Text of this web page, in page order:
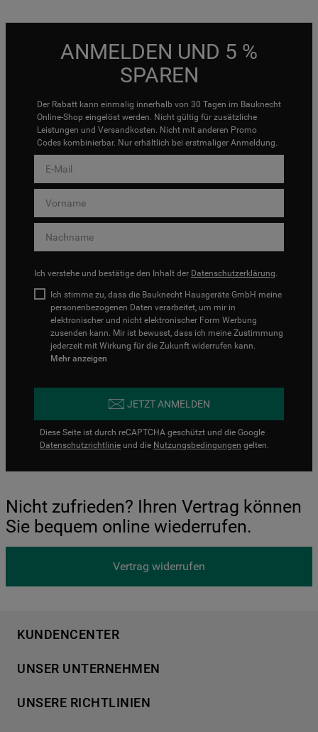
ANMELDEN UND 5 %
SPAREN
Der Rabatt kann einmalig innerhalb von 30 Tagen im Bauknecht
Online-Shop eingelöst werden. Nicht gültig für zusätzliche
Leistungen und Versandkosten. Nicht mit anderen Promo
Codes kombinierbar. Nur erhältlich bei erstmaliger Anmeldung.
Ich verstehe und bestätige den Inhalt der Datenschutzerklärung.
Ich stimme zu, dass die Bauknecht Hausgeräte GmbH meine
personenbezogenen Daten verarbeitet, um mir in
elektronischer und nicht elektronischer Form Werbung
zusenden kann. Mir ist bewusst, dass ich meine Zustimmung
jederzeit mit Wirkung für die Zukunft widerrufen kann.
Mehr anzeigen
JETZT ANMELDEN
Diese Seite ist durch reCAPTCHA geschützt und die Google
Datenschutzrichtlinie und die Nutzungsbedingungen gelten.
Nicht zufrieden? Ihren Vertrag können
Sie bequem online wiederrufen.
Vertrag widerrufen
KUNDENCENTER
Händlersuche
Häufige Fragen
UNSER UNTERNEHMEN
Für Händler
UNSERE RICHTLINIEN